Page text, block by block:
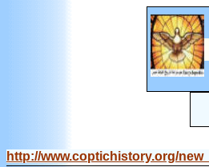
http://www.coptichistory.org/